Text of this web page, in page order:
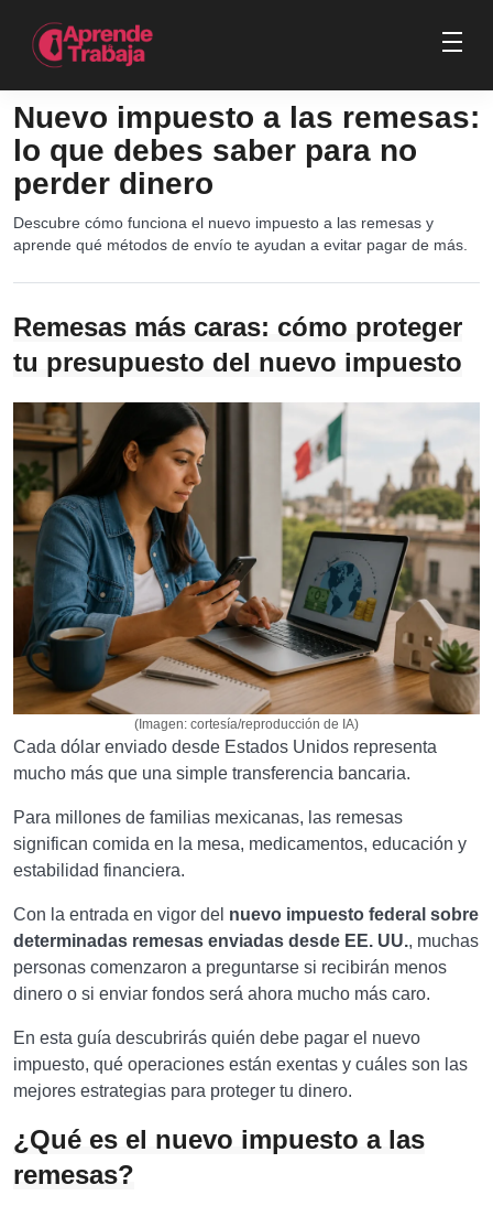
Nuevo impuesto a las remesas:
lo que debes saber para no
perder dinero
Descubre cómo funciona el nuevo impuesto a las remesas y
aprende qué métodos de envío te ayudan a evitar pagar de más.
Remesas más caras: cómo proteger
tu presupuesto del nuevo impuesto
(Imagen: cortesía/reproducción de IA)
Cada dólar enviado desde Estados Unidos representa
mucho más que una simple transferencia bancaria.
Para millones de familias mexicanas, las remesas
significan comida en la mesa, medicamentos, educación y
estabilidad financiera.
Con la entrada en vigor del nuevo impuesto federal sobre
determinadas remesas enviadas desde EE. UU., muchas
personas comenzaron a preguntarse si recibirán menos
dinero o si enviar fondos será ahora mucho más caro.
En esta guía descubrirás quién debe pagar el nuevo
impuesto, qué operaciones están exentas y cuáles son las
mejores estrategias para proteger tu dinero.
¿Qué es el nuevo impuesto a las
remesas?